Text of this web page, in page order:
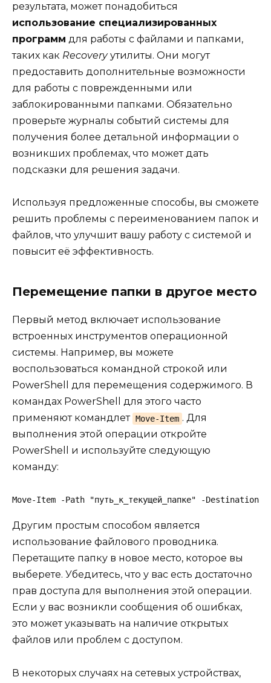
результата, может понадобиться
использование специализированных
программ для работы с файлами и папками,
таких как Recoveryутилиты. Они могут
предоставить дополнительные возможности
для работы с поврежденными или
заблокированными папками. Обязательно
проверьте журналы событий системы для
получения более детальной информации о
возникших проблемах, что может дать
подсказки для решения задачи.
Используя предложенные способы, вы сможете
решить проблемы с переименованием папок и
файлов, что улучшит вашу работу с системой и
повысит её эффективность.
Перемещение папки в другое место
Первый метод включает использование
встроенных инструментов операционной
системы. Например, вы можете
воспользоваться командной строкой или
PowerShell для перемещения содержимого. В
командах PowerShell для этого часто
применяют командлет Move-Item . Для
выполнения этой операции откройте
PowerShell и используйте следующую
команду:
Move-Item -Path "путь_к_текущей_папке" -Destination
Другим простым способом является
использование файлового проводника.
Перетащите папку в новое место, которое вы
выберете. Убедитесь, что у вас есть достаточно
прав доступа для выполнения этой операции.
Если у вас возникли сообщения об ошибках,
это может указывать на наличие открытых
файлов или проблем с доступом.
В некоторых случаях на сетевых устройствах,